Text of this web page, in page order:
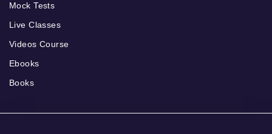
Mock Tests
Live Classes
Videos Course
Ebooks
Books